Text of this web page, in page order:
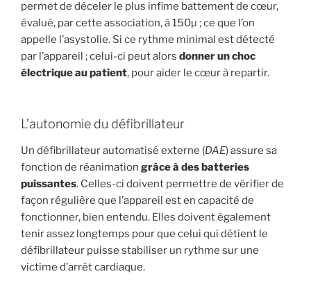
permet de déceler le plus infime battement de cœur,
évalué, par cette association, à 150µ ; ce que l’on
appelle l’asystolie. Si ce rythme minimal est détecté
par l’appareil ; celui-ci peut alors donner un choc
électrique au patient, pour aider le cœur à repartir.
L’autonomie du défibrillateur
Un défibrillateur automatisé externe (DAE) assure sa
fonction de réanimation grâce à des batteries
puissantes. Celles-ci doivent permettre de vérifier de
façon régulière que l’appareil est en capacité de
fonctionner, bien entendu. Elles doivent également
tenir assez longtemps pour que celui qui détient le
défibrillateur puisse stabiliser un rythme sur une
victime d’arrêt cardiaque.